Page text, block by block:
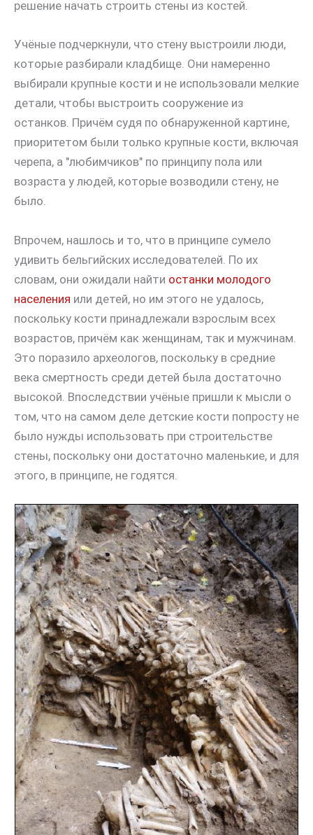
решение начать строить стены из костей.
Учёные подчеркнули, что стену выстроили люди,
которые разбирали кладбище. Они намеренно
выбирали крупные кости и не использовали мелкие
детали, чтобы выстроить сооружение из
останков. Причём судя по обнаруженной картине,
приоритетом были только крупные кости, включая
черепа, а "любимчиков" по принципу пола или
возраста у людей, которые возводили стену, не
было.
Впрочем, нашлось и то, что в принципе сумело
удивить бельгийских исследователей. По их
словам, они ожидали найти останки молодого
населения или детей, но им этого не удалось,
поскольку кости принадлежали взрослым всех
возрастов, причём как женщинам, так и мужчинам.
Это поразило археологов, поскольку в средние
века смертность среди детей была достаточно
высокой. Впоследствии учёные пришли к мысли о
том, что на самом деле детские кости попросту не
было нужды использовать при строительстве
стены, поскольку они достаточно маленькие, и для
этого, в принципе, не годятся.